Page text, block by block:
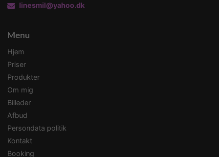
linesmil@yahoo.dk
Menu
Hjem
Priser
Produkter
Om mig
Billeder
Afbud
Persondata politik
Kontakt
Booking